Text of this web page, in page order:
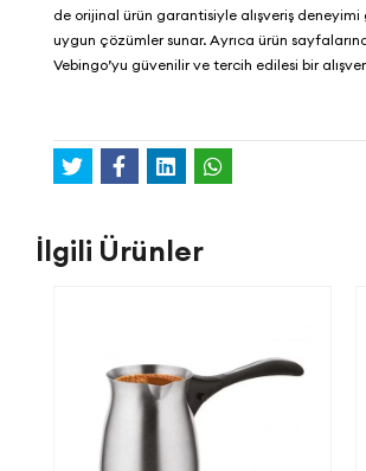
de orijinal ürün garantisiyle alışveriş deneyimi
uygun çözümler sunar. Ayrıca ürün
Vebingo’yu güvenilir ve tercih edilesi bir
İlgili Ürünler